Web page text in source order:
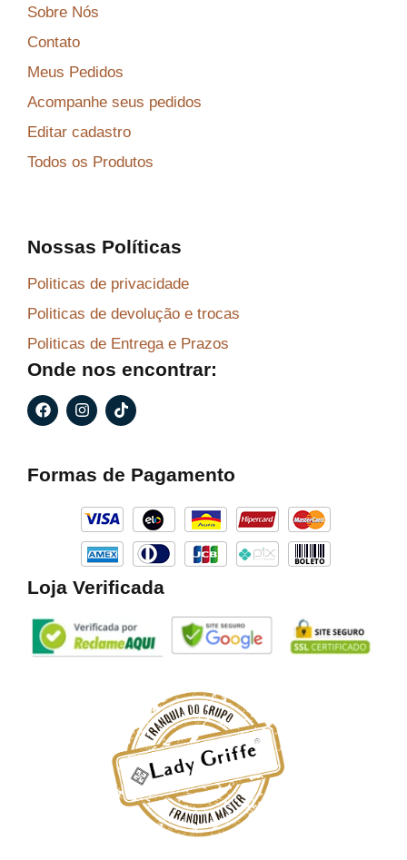
Sobre Nós
Contato
Meus Pedidos
Acompanhe seus pedidos
Editar cadastro
Todos os Produtos
Nossas Políticas
Politicas de privacidade
Politicas de devolução e trocas
Politicas de Entrega e Prazos
Onde nos encontrar:
F
a
c
o
I
n
s
g
a
m
T
i
k
k
Formas de Pagamento
Loja Verificada